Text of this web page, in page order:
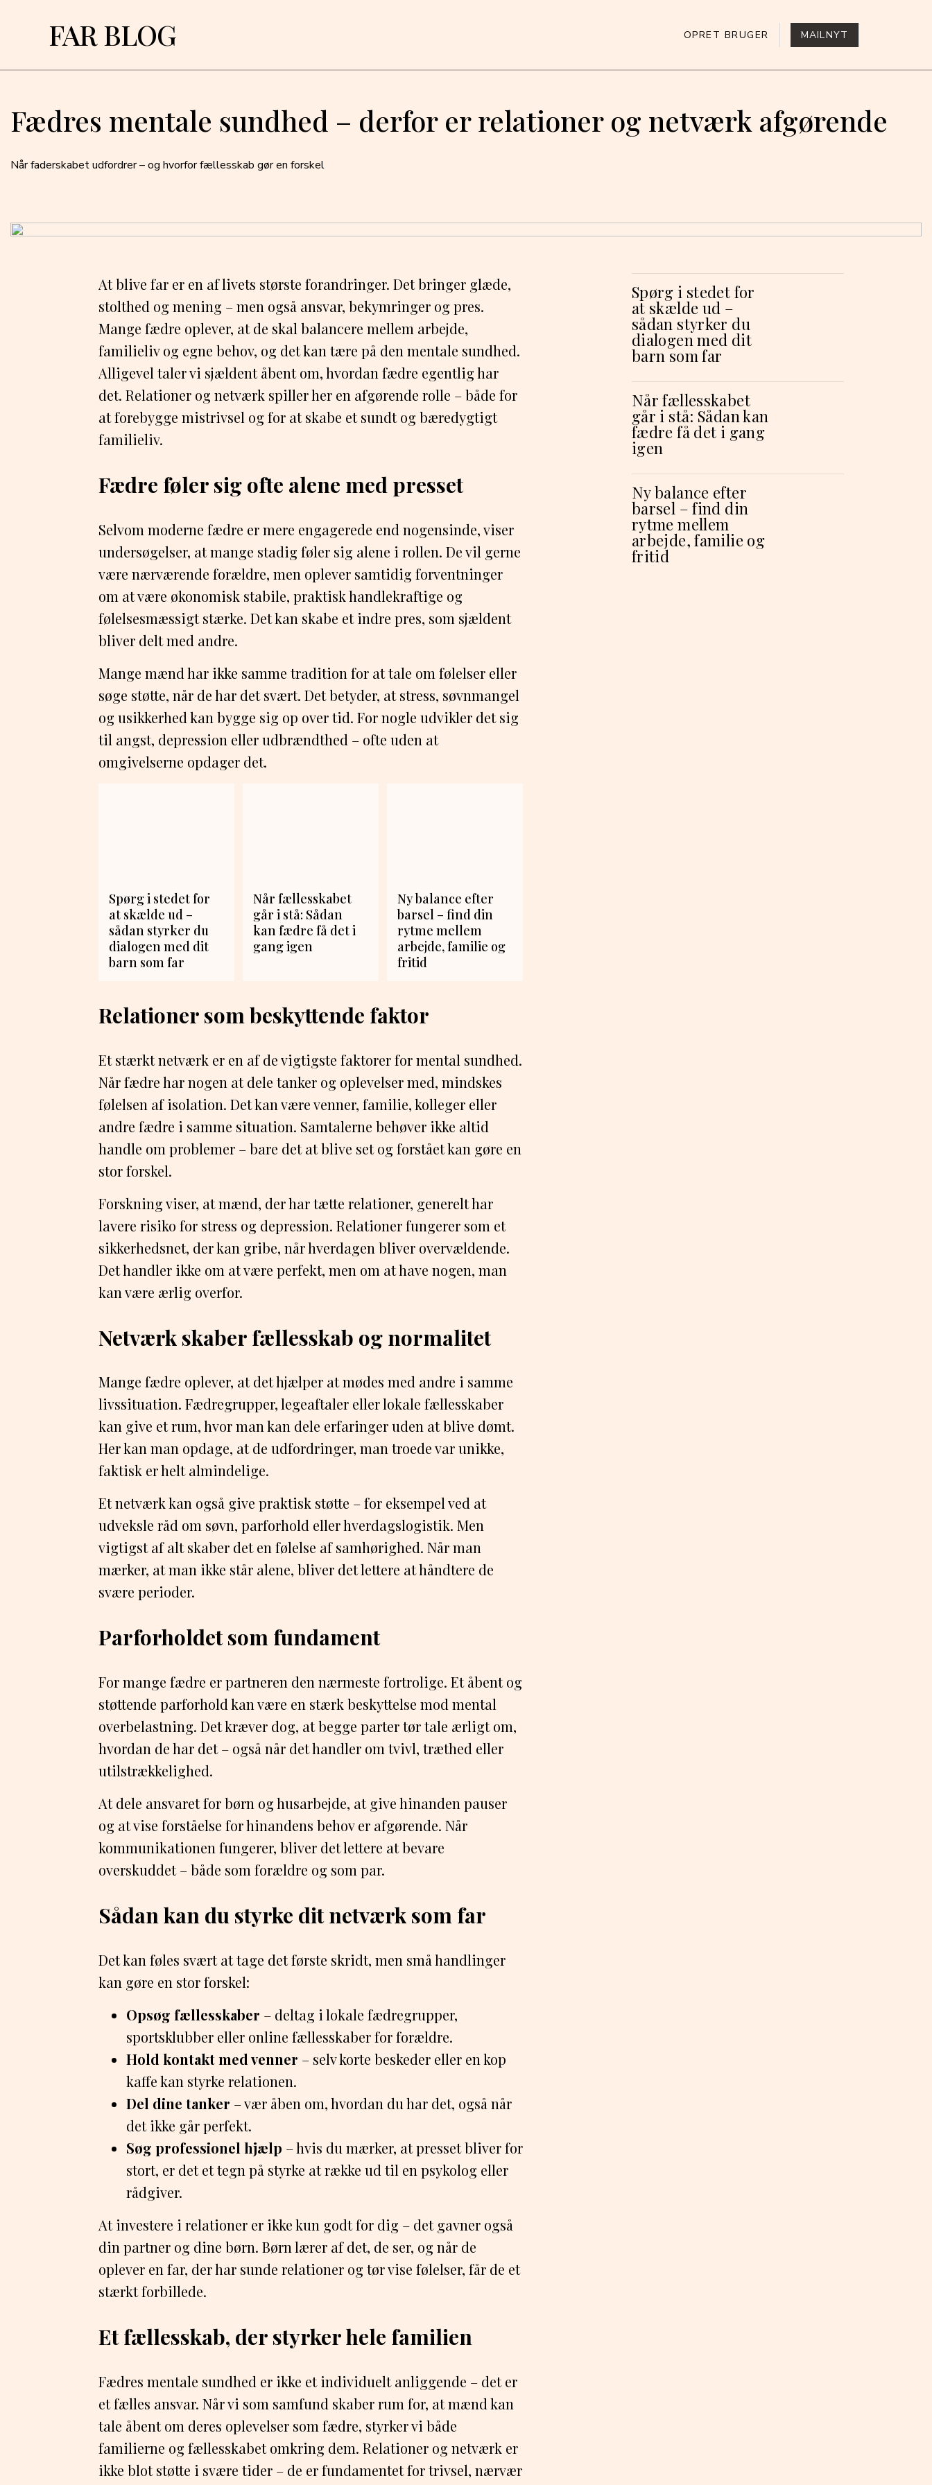
FAR BLOG OPRET BRUGER MAILNYT
Fædres mentale sundhed – derfor er relationer og netværk afgørende
Når faderskabet udfordrer – og hvorfor fællesskab gør en forskel
At blive far er en af livets største forandringer. Det bringer glæde,
stolthed og mening – men også ansvar, bekymringer og pres.
Mange fædre oplever, at de skal balancere mellem arbejde,
familieliv og egne behov, og det kan tære på den mentale sundhed.
Alligevel taler vi sjældent åbent om, hvordan fædre egentlig har
det. Relationer og netværk spiller her en afgørende rolle – både for
at forebygge mistrivsel og for at skabe et sundt og bæredygtigt
familieliv.
Fædre føler sig ofte alene med presset
Selvom moderne fædre er mere engagerede end nogensinde, viser
undersøgelser, at mange stadig føler sig alene i rollen. De vil gerne
være nærværende forældre, men oplever samtidig forventninger
om at være økonomisk stabile, praktisk handlekraftige og
følelsesmæssigt stærke. Det kan skabe et indre pres, som sjældent
bliver delt med andre.
Mange mænd har ikke samme tradition for at tale om følelser eller
søge støtte, når de har det svært. Det betyder, at stress, søvnmangel
og usikkerhed kan bygge sig op over tid. For nogle udvikler det sig
til angst, depression eller udbrændthed – ofte uden at
omgivelserne opdager det.
Spørg i stedet for
at skælde ud –
sådan styrker du
dialogen med dit
barn som far
Når fællesskabet
går i stå: Sådan
kan fædre få det i
gang igen
Ny balance efter
barsel – find din
rytme mellem
arbejde, familie og
fritid
Relationer som beskyttende faktor
Et stærkt netværk er en af de vigtigste faktorer for mental sundhed.
Når fædre har nogen at dele tanker og oplevelser med, mindskes
følelsen af isolation. Det kan være venner, familie, kolleger eller
andre fædre i samme situation. Samtalerne behøver ikke altid
handle om problemer – bare det at blive set og forstået kan gøre en
stor forskel.
Forskning viser, at mænd, der har tætte relationer, generelt har
lavere risiko for stress og depression. Relationer fungerer som et
sikkerhedsnet, der kan gribe, når hverdagen bliver overvældende.
Det handler ikke om at være perfekt, men om at have nogen, man
kan være ærlig overfor.
Netværk skaber fællesskab og normalitet
Mange fædre oplever, at det hjælper at mødes med andre i samme
livssituation. Fædregrupper, legeaftaler eller lokale fællesskaber
kan give et rum, hvor man kan dele erfaringer uden at blive dømt.
Her kan man opdage, at de udfordringer, man troede var unikke,
faktisk er helt almindelige.
Et netværk kan også give praktisk støtte – for eksempel ved at
udveksle råd om søvn, parforhold eller hverdagslogistik. Men
vigtigst af alt skaber det en følelse af samhørighed. Når man
mærker, at man ikke står alene, bliver det lettere at håndtere de
svære perioder.
Parforholdet som fundament
For mange fædre er partneren den nærmeste fortrolige. Et åbent og
støttende parforhold kan være en stærk beskyttelse mod mental
overbelastning. Det kræver dog, at begge parter tør tale ærligt om,
hvordan de har det – også når det handler om tvivl, træthed eller
utilstrækkelighed.
At dele ansvaret for børn og husarbejde, at give hinanden pauser
og at vise forståelse for hinandens behov er afgørende. Når
kommunikationen fungerer, bliver det lettere at bevare
overskuddet – både som forældre og som par.
Sådan kan du styrke dit netværk som far
Det kan føles svært at tage det første skridt, men små handlinger
kan gøre en stor forskel:
Opsøg fællesskaber – deltag i lokale fædregrupper,
sportsklubber eller online fællesskaber for forældre.
Hold kontakt med venner – selv korte beskeder eller en kop
kaffe kan styrke relationen.
Del dine tanker – vær åben om, hvordan du har det, også når
det ikke går perfekt.
Søg professionel hjælp – hvis du mærker, at presset bliver for
stort, er det et tegn på styrke at række ud til en psykolog eller
rådgiver.
At investere i relationer er ikke kun godt for dig – det gavner også
din partner og dine børn. Børn lærer af det, de ser, og når de
oplever en far, der har sunde relationer og tør vise følelser, får de et
stærkt forbillede.
Et fællesskab, der styrker hele familien
Fædres mentale sundhed er ikke et individuelt anliggende – det er
et fælles ansvar. Når vi som samfund skaber rum for, at mænd kan
tale åbent om deres oplevelser som fædre, styrker vi både
familierne og fællesskabet omkring dem. Relationer og netværk er
ikke blot støtte i svære tider – de er fundamentet for trivsel, nærvær
Spørg i stedet for
at skælde ud –
sådan styrker du
dialogen med dit
barn som far
Når fællesskabet
går i stå: Sådan kan
fædre få det i gang
igen
Ny balance efter
barsel – find din
rytme mellem
arbejde, familie og
fritid